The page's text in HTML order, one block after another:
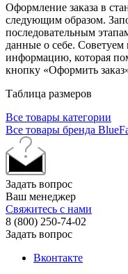
Оформление заказа в
следующим образом.
последовательным
данные о себе. Советуем
информацию, которая
кнопку «Оформить
Таблица размеров
Все товары категории
Все товары бренда
Задать вопрос
Ваш менеджер
Свяжитесь с нами
8 (800) 250-74-02
Задать вопрос
Вконтакте